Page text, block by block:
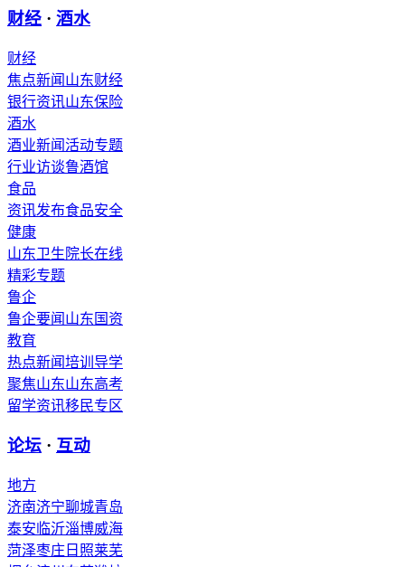
财经 · 酒水
财经
焦点新闻 山东财经
银行资讯山东保险
酒水
酒业新闻活动专题
行业访谈鲁酒馆
食品
资讯发布食品安全
健康
山东卫生 院长在线
精彩专题
鲁企
鲁企要闻 山东国资
教育
热点新闻培训导学
聚焦山东山东高考
留学资讯移民专区
论坛 · 互动
地方
济南济宁聊城青岛
泰安 临沂淄博威海
菏泽枣庄 日照莱芜